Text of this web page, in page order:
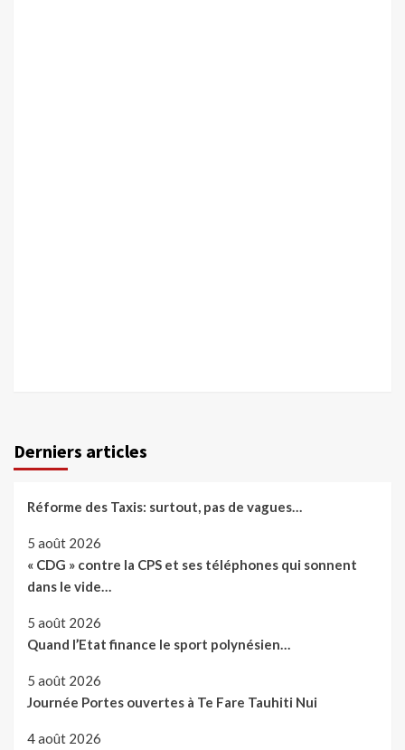
Derniers articles
Réforme des Taxis: surtout, pas de vagues…
5 août 2026
« CDG » contre la CPS et ses téléphones qui sonnent
dans le vide…
5 août 2026
Quand l’Etat finance le sport polynésien…
5 août 2026
Journée Portes ouvertes à Te Fare Tauhiti Nui
4 août 2026